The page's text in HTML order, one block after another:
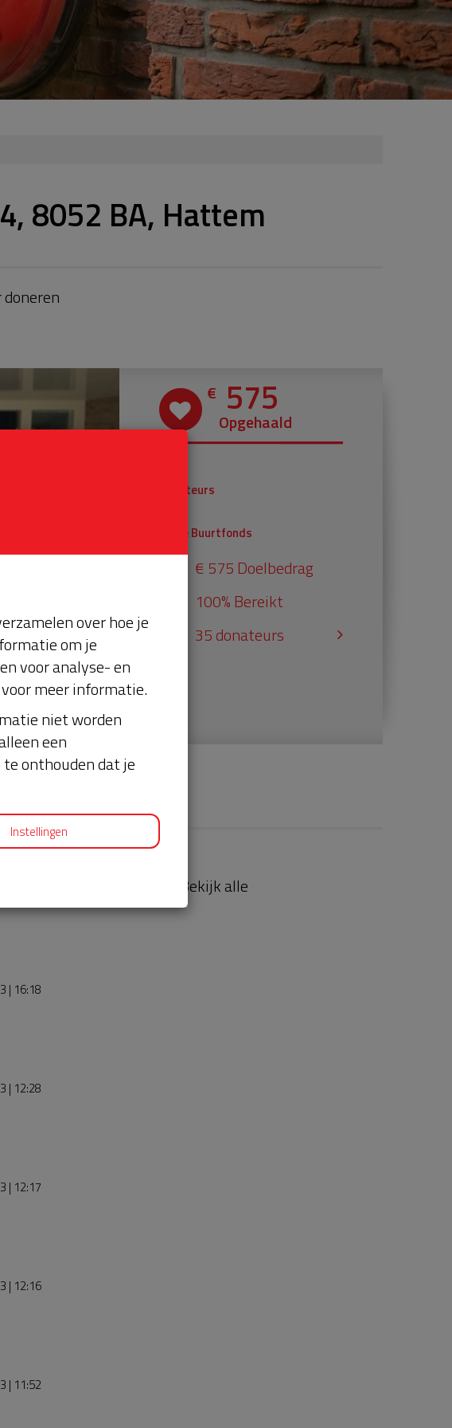
8052 BA, Hattem
€ 575
Opgehaald
Donateurs
Univé Buurtfonds
€ 575 Doelbedrag
100% Bereikt
35 donateurs
donaties Bekijk alle
| 16:18
| 12:28
| 12:17
| 12:16
| 11:52
over hoe je
om je
voor analyse- en
voor meer informatie.
niet worden
een
onthouden dat je
Instellingen